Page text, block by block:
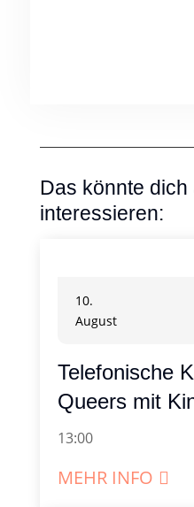
Das könnte dich
interessieren:
10.
August
Telefonische
Queers mit
13:00
MEHR INFO